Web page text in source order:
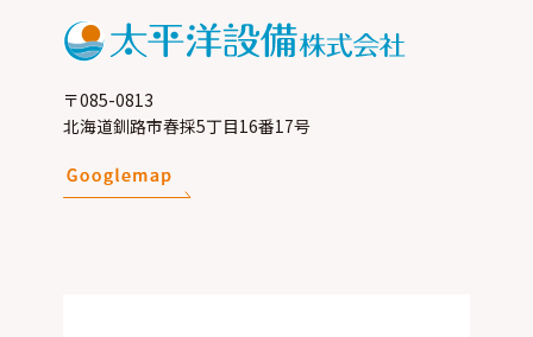
〒085-0813
北海道釧路市春採5丁目16番17号